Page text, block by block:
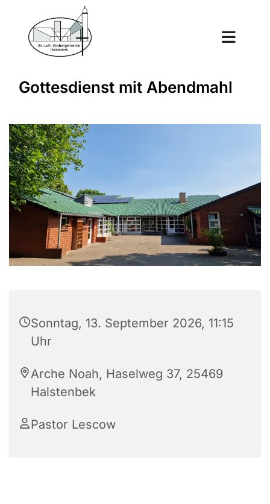
Gottesdienst mit Abendmahl
Sonntag, 13. September 2026, 11:15
Uhr
Arche Noah, Haselweg 37, 25469
Halstenbek
Pastor Lescow